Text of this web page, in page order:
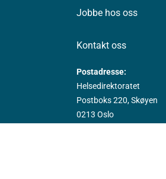
Jobbe hos oss
Kontakt oss
Postadresse:
Helsedirektoratet
Postboks 220, Skøyen
0213 Oslo